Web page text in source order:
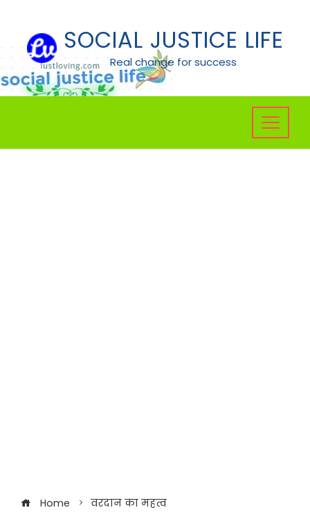
content
SOCIAL JUSTICE LIFE
Real change for success
Home वरदान का महत्व